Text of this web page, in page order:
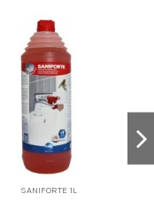
SANIFORTE 1L